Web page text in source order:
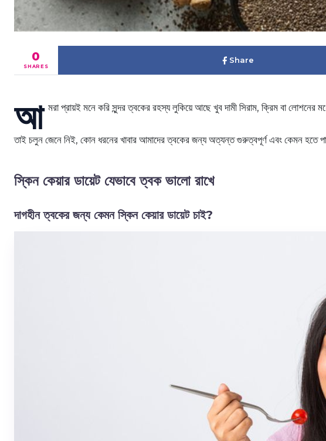
0
SHARES
Share
আ মরা প্রায়ই মনে করি সুন্দর ত্বকের রহস্য লুকিয়ে আছে খুব দামী সিরাম, ক্রিম বা
তাই চলুন জেনে নিই, কোন ধরনের খাবার আমাদের ত্বকের জন্য অত্যন্ত গুরুত্বপূর্ণ এবং কেমন হতে
স্কিন কেয়ার ডায়েট যেভাবে ত্বক ভালো রাখে
দাগহীন ত্বকের জন্য কেমন স্কিন কেয়ার ডায়েট চাই?